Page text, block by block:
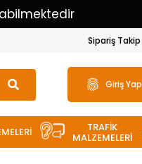
Sipariş Takip
Giriş Yap
TRAFİK
MALZEMELERİ